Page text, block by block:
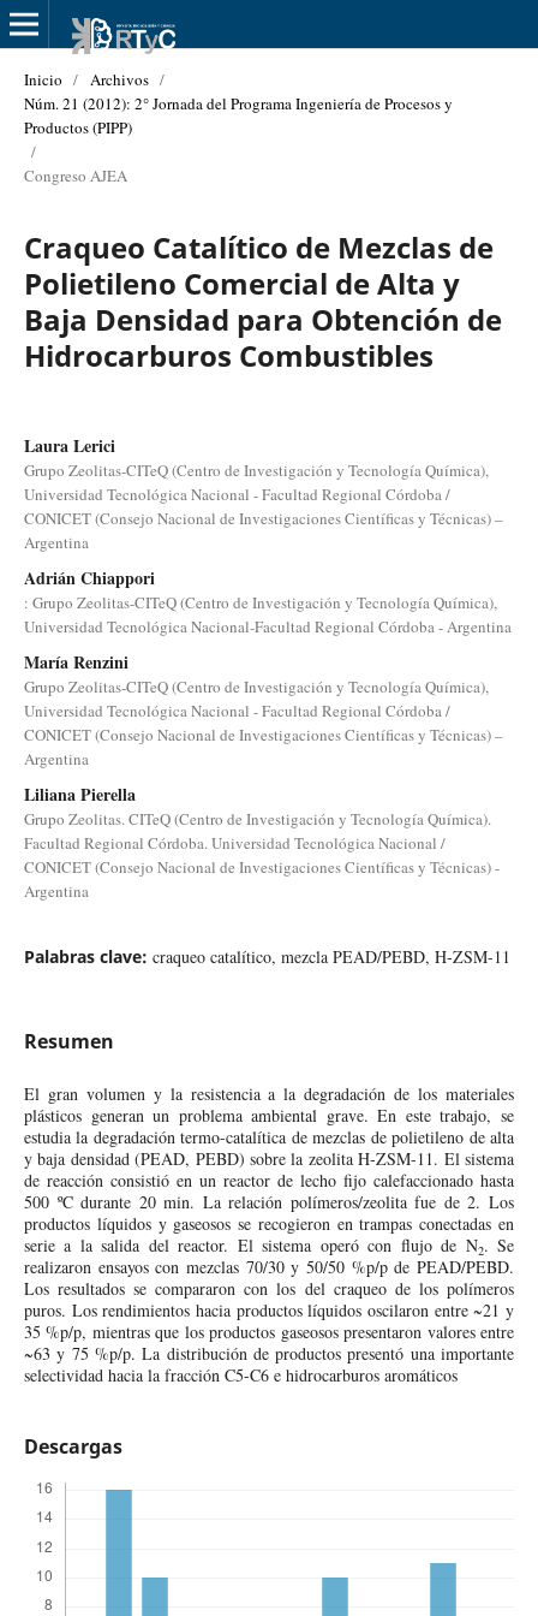
Inicio / Archivos /
Núm. 21 (2012): 2° Jornada del Programa Ingeniería de Procesos y
Productos (PIPP)
/
Congreso AJEA
Craqueo Catalítico de Mezclas de
Polietileno Comercial de Alta y
Baja Densidad para Obtención de
Hidrocarburos Combustibles
Laura Lerici
Grupo Zeolitas-CITeQ (Centro de Investigación y Tecnología Química),
Universidad Tecnológica Nacional - Facultad Regional Córdoba /
CONICET (Consejo Nacional de Investigaciones Científicas y Técnicas) –
Argentina
Adrián Chiappori
: Grupo Zeolitas-CITeQ (Centro de Investigación y Tecnología Química),
Universidad Tecnológica Nacional-Facultad Regional Córdoba - Argentina
María Renzini
Grupo Zeolitas-CITeQ (Centro de Investigación y Tecnología Química),
Universidad Tecnológica Nacional - Facultad Regional Córdoba /
CONICET (Consejo Nacional de Investigaciones Científicas y Técnicas) –
Argentina
Liliana Pierella
Grupo Zeolitas. CITeQ (Centro de Investigación y Tecnología Química).
Facultad Regional Córdoba. Universidad Tecnológica Nacional /
CONICET (Consejo Nacional de Investigaciones Científicas y Técnicas) -
Argentina
Palabras clave: craqueo catalítico, mezcla PEAD/PEBD, H-ZSM-11
Resumen
El gran volumen y la resistencia a la degradación de los materiales
plásticos generan un problema ambiental grave. En este trabajo, se
estudia la degradación termo-catalítica de mezclas de polietileno de alta
y baja densidad (PEAD, PEBD) sobre la zeolita H-ZSM-11. El sistema
de reacción consistió en un reactor de lecho fijo calefaccionado hasta
500 ºC durante 20 min. La relación polímeros/zeolita fue de 2. Los
productos líquidos y gaseosos se recogieron en trampas conectadas en
serie a la salida del reactor. El sistema operó con flujo de N2. Se
realizaron ensayos con mezclas 70/30 y 50/50 %p/p de PEAD/PEBD.
Los resultados se compararon con los del craqueo de los polímeros
puros. Los rendimientos hacia productos líquidos oscilaron entre ~21 y
35 %p/p, mientras que los productos gaseosos presentaron valores entre
~63 y 75 %p/p. La distribución de productos presentó una importante
selectividad hacia la fracción C5-C6 e hidrocarburos aromáticos
Descargas